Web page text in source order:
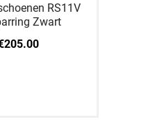
RS11V
Zwart